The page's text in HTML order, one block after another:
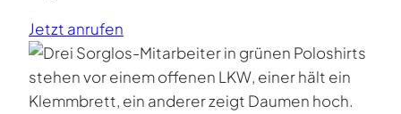
Jetzt anrufen